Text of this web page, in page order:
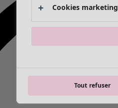
Cookies marketing
Tout refuser